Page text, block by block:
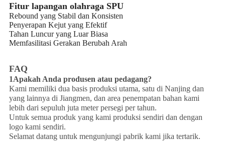
Fitur lapangan olahraga SPU
Rebound yang Stabil dan Konsisten
Penyerapan Kejut yang Efektif
Tahan Luncur yang Luar Biasa
Memfasilitasi Gerakan Berubah Arah
FAQ
1Apakah Anda produsen atau pedagang?
Kami memiliki dua basis produksi utama, satu di Nanjing dan
yang lainnya di Jiangmen, dan area penempatan bahan kami
lebih dari sepuluh juta meter persegi per tahun.
Untuk semua produk yang kami produksi sendiri dan dengan
logo kami sendiri.
Selamat datang untuk mengunjungi pabrik kami jika tertarik.